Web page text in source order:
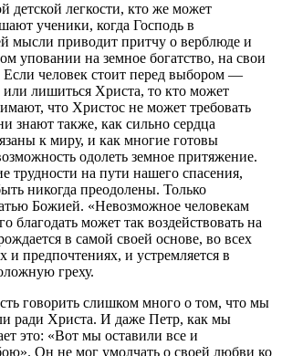
детской легкости, кто же может
ученики, когда Господь в
мысли приводит притчу о верблюде и
уповании на земное богатство, на свои
человек стоит перед выбором —
или лишиться Христа, то кто может
что Христос не может требовать
знают также, как сильно сердца
к миру, и как многие готовы
одолеть земное притяжение.
трудности на пути нашего спасения,
никогда преодолены. Только
Божией. «Невозможное человекам
благодать может так воздействовать на
в самой своей основе, во всех
и предпочтениях, и устремляется в
греху.
говорить слишком много о том, что мы
ради Христа. И даже Петр, как мы
это: «Вот мы оставили все и
Он не мог умолчать о своей любви ко